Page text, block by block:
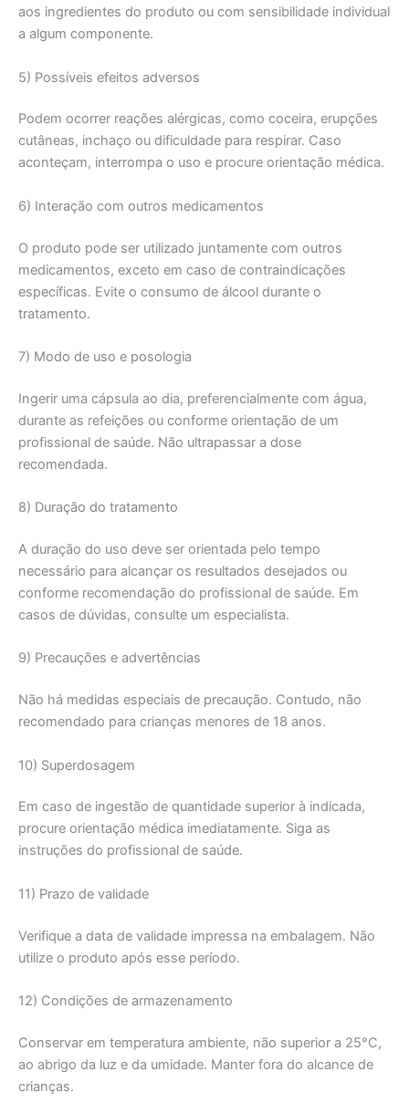
aos ingredientes do produto ou com sensibilidade individual
a algum componente.
5) Possíveis efeitos adversos
Podem ocorrer reações alérgicas, como coceira, erupções
cutâneas, inchaço ou dificuldade para respirar. Caso
aconteçam, interrompa o uso e procure orientação médica.
6) Interação com outros medicamentos
O produto pode ser utilizado juntamente com outros
medicamentos, exceto em caso de contraindicações
específicas. Evite o consumo de álcool durante o
tratamento.
7) Modo de uso e posologia
Ingerir uma cápsula ao dia, preferencialmente com água,
durante as refeições ou conforme orientação de um
profissional de saúde. Não ultrapassar a dose
recomendada.
8) Duração do tratamento
A duração do uso deve ser orientada pelo tempo
necessário para alcançar os resultados desejados ou
conforme recomendação do profissional de saúde. Em
casos de dúvidas, consulte um especialista.
9) Precauções e advertências
Não há medidas especiais de precaução. Contudo, não
recomendado para crianças menores de 18 anos.
10) Superdosagem
Em caso de ingestão de quantidade superior à indicada,
procure orientação médica imediatamente. Siga as
instruções do profissional de saúde.
11) Prazo de validade
Verifique a data de validade impressa na embalagem. Não
utilize o produto após esse período.
12) Condições de armazenamento
Conservar em temperatura ambiente, não superior a 25°C,
ao abrigo da luz e da umidade. Manter fora do alcance de
crianças.